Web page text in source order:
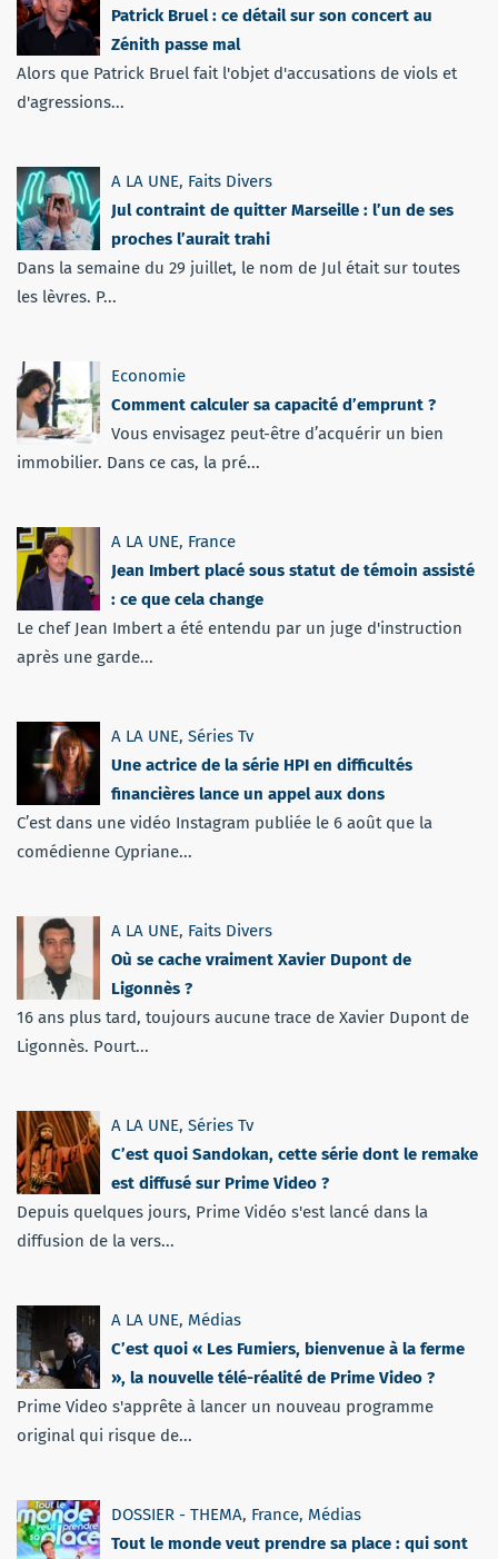
Patrick Bruel : ce détail sur son concert au
Zénith passe mal
Alors que Patrick Bruel fait l'objet d'accusations de viols et
d'agressions...
A LA UNE, Faits Divers
Jul contraint de quitter Marseille : l’un de ses
proches l’aurait trahi
Dans la semaine du 29 juillet, le nom de Jul était sur toutes
les lèvres. P...
Economie
Comment calculer sa capacité d’emprunt ?
Vous envisagez peut-être d’acquérir un bien
immobilier. Dans ce cas, la pré...
A LA UNE, France
Jean Imbert placé sous statut de témoin assisté
: ce que cela change
Le chef Jean Imbert a été entendu par un juge d'instruction
après une garde...
A LA UNE, Séries Tv
Une actrice de la série HPI en difficultés
financières lance un appel aux dons
C’est dans une vidéo Instagram publiée le 6 août que la
comédienne Cypriane...
A LA UNE, Faits Divers
Où se cache vraiment Xavier Dupont de
Ligonnès ?
16 ans plus tard, toujours aucune trace de Xavier Dupont de
Ligonnès. Pourt...
A LA UNE, Séries Tv
C’est quoi Sandokan, cette série dont le remake
est diffusé sur Prime Video ?
Depuis quelques jours, Prime Vidéo s'est lancé dans la
diffusion de la vers...
A LA UNE, Médias
C’est quoi « Les Fumiers, bienvenue à la ferme
», la nouvelle télé-réalité de Prime Video ?
Prime Video s'apprête à lancer un nouveau programme
original qui risque de...
DOSSIER - THEMA, France, Médias
Tout le monde veut prendre sa place : qui sont